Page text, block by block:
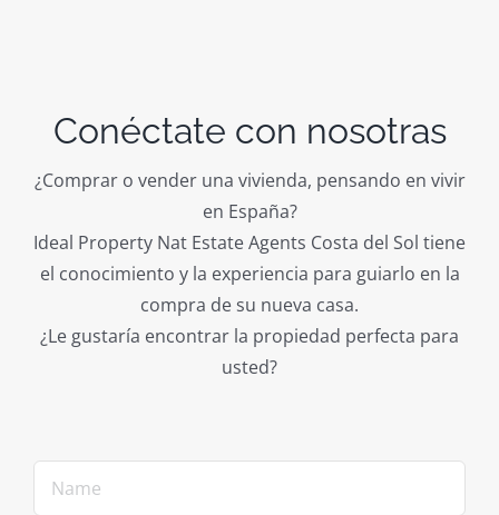
Conéctate con nosotras
¿Comprar o vender una vivienda, pensando en vivir
en España?
Ideal Property Nat Estate Agents Costa del Sol tiene
el conocimiento y la experiencia para guiarlo en la
compra de su nueva casa.
¿Le gustaría encontrar la propiedad perfecta para
usted?